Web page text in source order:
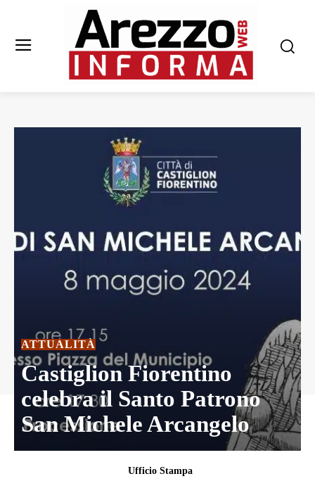
ATTUALITÀ
Castiglion Fiorentino
celebra il Santo Patrono
San Michele Arcangelo
Ufficio Stampa